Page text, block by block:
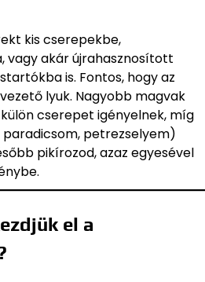
kis cserepekbe,
vagy akár újrahasznosított
is. Fontos, hogy az
lyuk. Nagyobb magvak
cserepet igényelnek, míg
petrezselyem)
pikírozod, azaz egyesével
el a